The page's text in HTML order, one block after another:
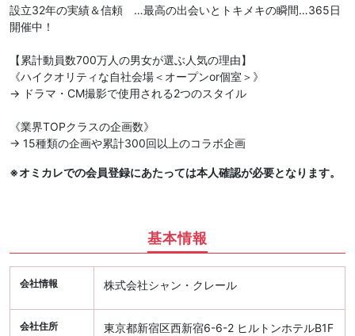
設立32年の実績＆信頼 …最高の出会いとトキメキの瞬間…365日
開催中！
【累計動員数700万人の男女が選ぶ人気の理由】
《ハイクオリティな自社会場＜オープンor個室＞》
→ ドラマ・CM撮影で使用される2つのスタイル
《業界TOPクラスの企画数》
→ 15種類の企画や累計300回以上のコラボ企画
※オミカレでの会員登録にあたっては本人確認が必要となります。
基本情報
会社情報 株式会社シャン・クレール
会社住所 東京都新宿区西新宿6-6-2 ヒルトンホテルB1F